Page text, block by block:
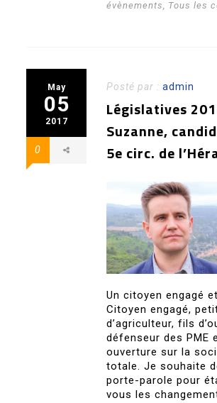
évènements, Tous les
May
05
2017
0
Posté par :admin
Législatives
Suzanne,
5e circ. de
Un citoyen engagé
Citoyen engagé,
d’agriculteur, fils
défenseur des PME
ouverture sur la
totale. Je souhaite
porte-parole pour
vous les